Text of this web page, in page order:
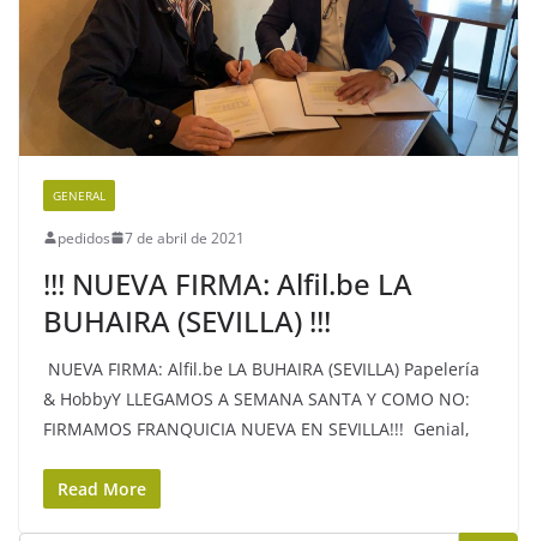
GENERAL
pedidos 7 de abril de 2021
!!! NUEVA FIRMA: Alfil.be LA
BUHAIRA (SEVILLA) !!!
NUEVA FIRMA: Alfil.be LA BUHAIRA (SEVILLA) Papelería
& HobbyY LLEGAMOS A SEMANA SANTA Y COMO NO:
FIRMAMOS FRANQUICIA NUEVA EN SEVILLA!!! Genial,
Read More